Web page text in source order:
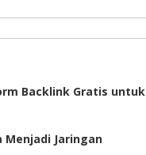
Backlink Gratis untuk
Menjadi Jaringan